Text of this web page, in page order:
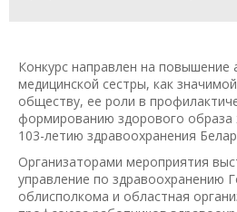
Конкурс направлен на повышение
медицинской сестры, как
обществу, ее роли в
формированию здорового образа
103-летию здравоохранения
Организаторами мероприятия
управление по здравоохранению
облисполкома и областная